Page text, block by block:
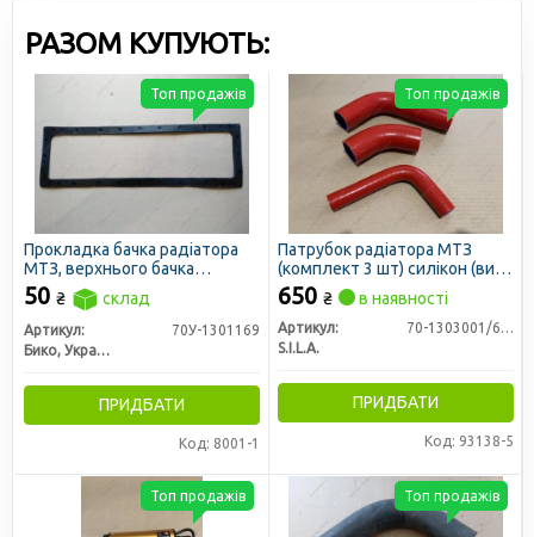
РАЗОМ КУПУЮТЬ:
Прокладка бачка радіатора
МТЗ, верхнього бачка
радіатора ЮМЗ нов. зр. (вир-
во Біко)
50 ₴ склад
Артикул:
70У-1301169
Бико, Украина
ПРИДБАТИ
Код: 8001-1
Топ продажів
Патрубок радіатора МТЗ
(комплект 3 шт) силікон (вир-
во S.I.L.A. AC)
650 ₴ в наявності
Артикул:
70-1303001/62/28
S.I.L.A.
ПРИДБАТИ
Код: 93138-5
Топ продажів
Топ продажів Топ продажів